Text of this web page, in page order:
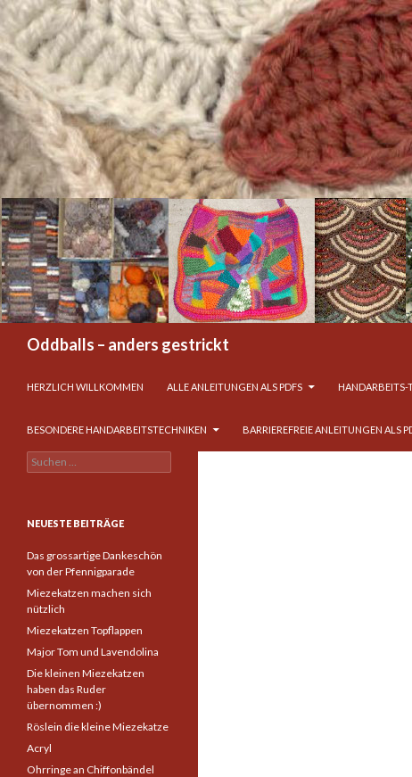
Oddballs – anders gestrickt
HERZLICH WILLKOMMEN
ALLE ANLEITUNGEN ALS PDFS HANDARBEITS-
BESONDERE HANDARBEITSTECHNIKEN BARRIEREFREIE ANLEITUNGEN ALS
Suchen
nach:
NEUESTE BEITRÄGE
Das grossartige Dankeschön
von der Pfennigparade
Miezekatzen machen sich
nützlich
Miezekatzen Topflappen
Major Tom und Lavendolina
Die kleinen Miezekatzen
haben das Ruder
übernommen :)
Röslein die kleine Miezekatze
Acryl
Ohrringe an Chiffonbändel